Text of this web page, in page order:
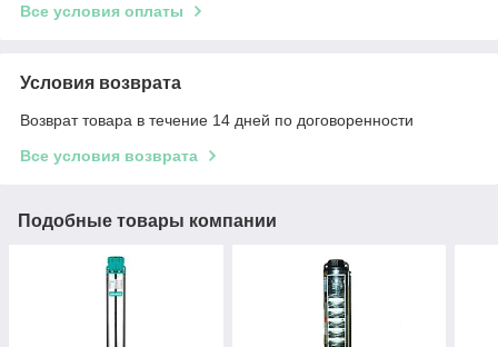
Все условия оплаты
Условия возврата
Возврат товара в течение 14 дней по договоренности
Все условия возврата
Подобные товары компании